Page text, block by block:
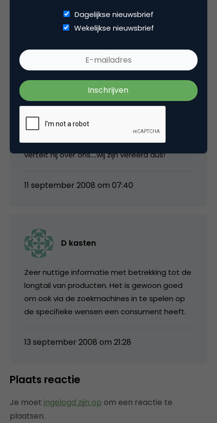
Ronald van den Hoff
Wij hebben het (ten dele) toegepast in ons
http://www.seats2meet.com
concept is, zo hebben we vastgesteld via een
benchmark onderzoek, 3x zo winstgevend als
de gevestigde orde/modellen. In het nieuwe
boek van Alex en op zijn blog binnenkort
vertelt hij over ons….wij zijn vereerd dus!
11 september 2008 om 07:40
D kasten
Zeer nuttige informatie met betrekking tot de
longtail van producten. Het is gewoon goed
om ook via de zoekmachines in te spelen op
de specifieke wensen een consument heeft.
13 september 2008 om 21:28
Plaats reactie
Je moet ingelogd zijn op om een reactie te
plaatsen.
Dagelijkse nieuwsbrief
Wekelijkse nieuwsbrief